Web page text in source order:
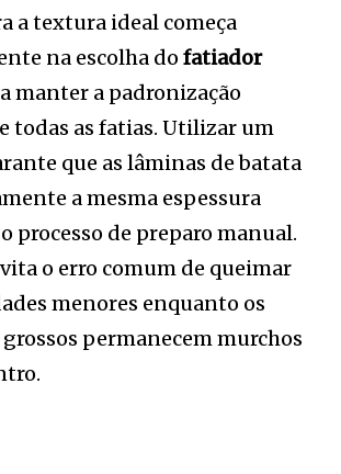
a textura ideal começa
na escolha do fatiador
manter a padronização
todas as fatias. Utilizar um
que as lâminas de batata
a mesma espessura
processo de preparo manual.
o erro comum de queimar
menores enquanto os
permanecem murchos